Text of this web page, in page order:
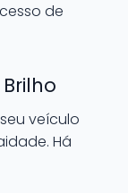
de
veículo
Há